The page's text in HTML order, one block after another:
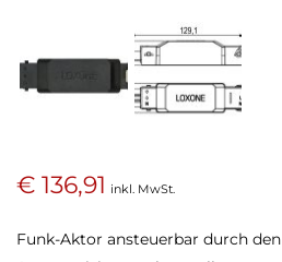
€ 136,91 inkl. MwSt.
Funk-Aktor ansteuerbar durch den